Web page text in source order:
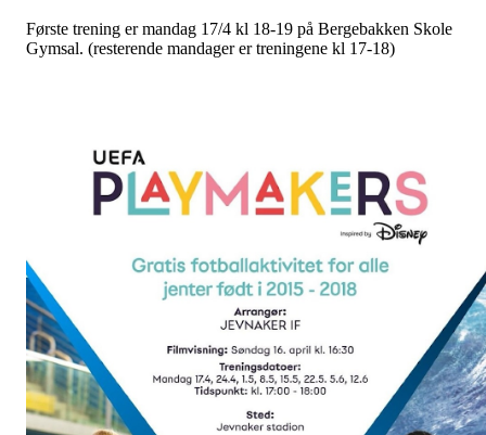
Første trening er mandag 17/4 kl 18-19 på Bergebakken Skole
Gymsal. (resterende mandager er treningene kl 17-18)